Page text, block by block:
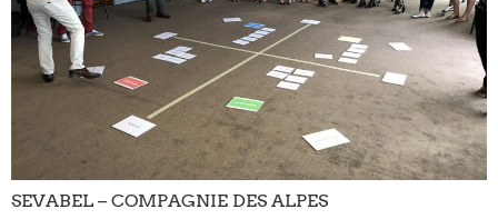
SEVABEL – COMPAGNIE DES ALPES